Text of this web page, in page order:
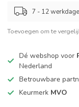
7 - 12
Toevoegen om te
Dé webshop voor
Nederland
Betrouwbare
Keurmerk MVO